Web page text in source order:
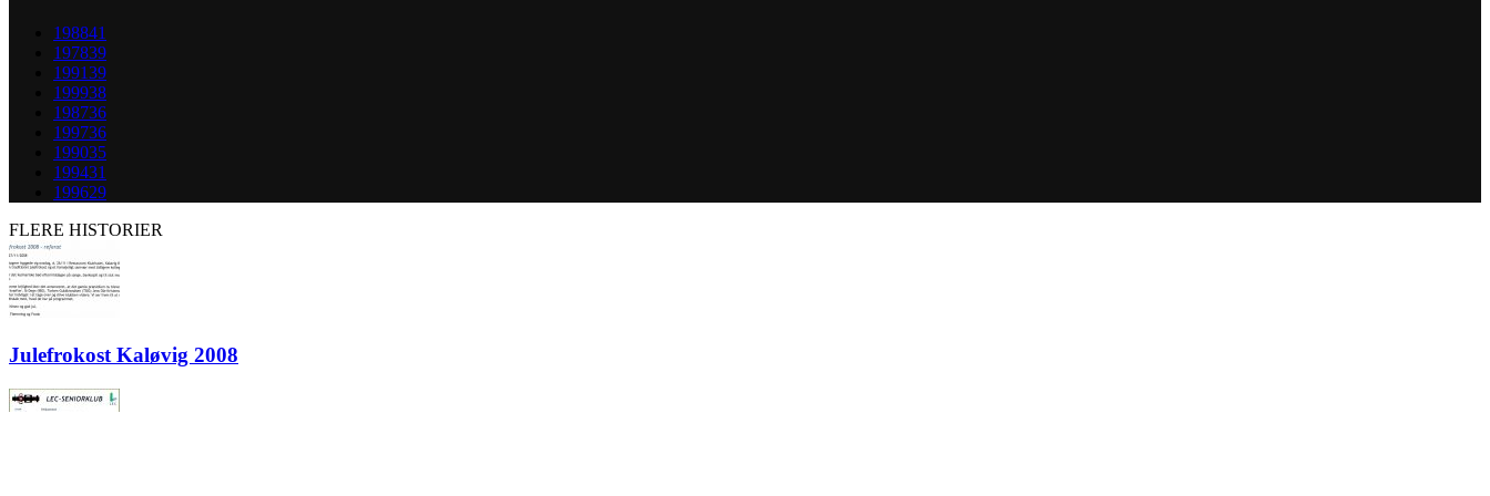
198841
197839
199139
199938
198736
199736
199035
199431
199629
FLERE HISTORIER
Julefrokost Kaløvig 2008